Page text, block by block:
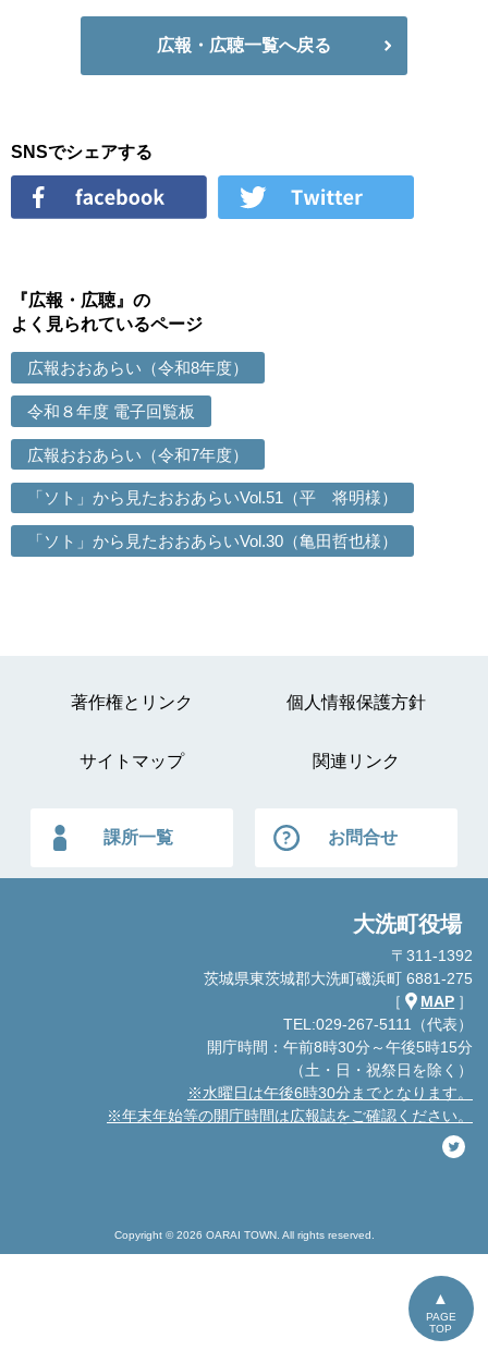
広報・広聴一覧へ戻る
SNSでシェアする
『広報・広聴』の
よく見られているページ
広報おおあらい（令和8年度）
令和８年度 電子回覧板
広報おおあらい（令和7年度）
「ソト」から見たおおあらいVol.51（平 将明様）
「ソト」から見たおおあらいVol.30（亀田哲也様）
PAGE
TOP
著作権とリンク 個人情報保護方針
サイトマップ 関連リンク
課所一覧 お問合せ
大洗町役場
〒311-1392
茨城県東茨城郡大洗町磯浜町 6881-275
［
MAP ］
TEL:029-267-5111（代表）
開庁時間：午前8時30分～午後5時15分
（土・日・祝祭日を除く）
※水曜日は午後6時30分までとなります。
※年末年始等の開庁時間は広報誌をご確認ください。
Copyright © 2026 OARAI TOWN. All rights reserved.